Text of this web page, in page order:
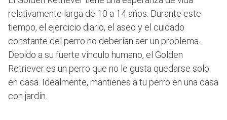
relativamente larga de 10 a 14 años. Durante este
tiempo, el ejercicio diario, el aseo y el cuidado
constante del perro no deberían ser un problema.
Debido a su fuerte vínculo humano, el Golden
Retriever es un perro que no le gusta quedarse solo
en casa. Idealmente, mantienes a tu perro en una casa
con jardín.